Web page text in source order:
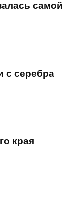
самой
с серебра
края